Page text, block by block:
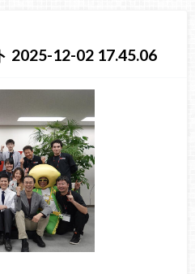
2025-12-02 17.45.06